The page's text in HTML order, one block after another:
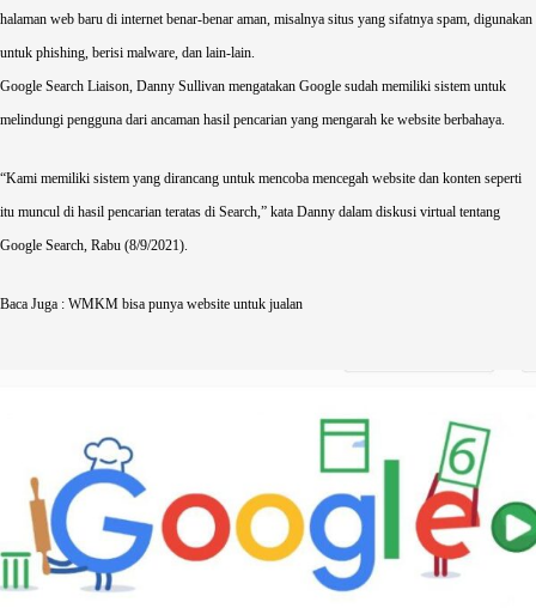
halaman web baru di internet benar-benar aman, misalnya situs yang sifatnya spam, digunakan
untuk phishing, berisi malware, dan lain-lain.
Google Search Liaison, Danny Sullivan mengatakan Google sudah memiliki sistem untuk
melindungi pengguna dari ancaman hasil pencarian yang mengarah ke website berbahaya.
“Kami memiliki sistem yang dirancang untuk mencoba mencegah website dan konten seperti
itu muncul di hasil pencarian teratas di Search,” kata Danny dalam diskusi virtual tentang
Google Search, Rabu (8/9/2021).
Baca Juga : WMKM bisa punya website untuk jualan